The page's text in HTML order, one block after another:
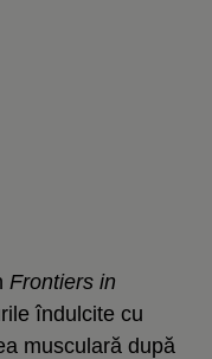
Frontiers in
îndulcite cu
musculară după